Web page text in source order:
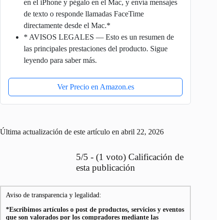
en el iPhone y pégalo en el Mac, y envía mensajes
de texto o responde llamadas FaceTime
directamente desde el Mac.*
* AVISOS LEGALES — Esto es un resumen de
las principales prestaciones del producto. Sigue
leyendo para saber más.
Ver Precio en Amazon.es
Última actualización de este artículo en abril 22, 2026
5/5 - (1 voto) Calificación de
esta publicación
Aviso de transparencia y legalidad:
*Escribimos artículos o post de productos, servicios y eventos
que son valorados por los compradores mediante las